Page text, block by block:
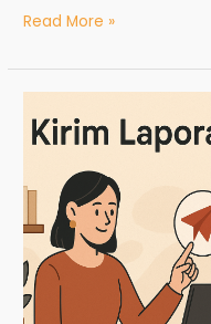
Read More »
Laporan
Ke
Atasan:
Cara
Keren
Biar
Gak
Salah
Langkah